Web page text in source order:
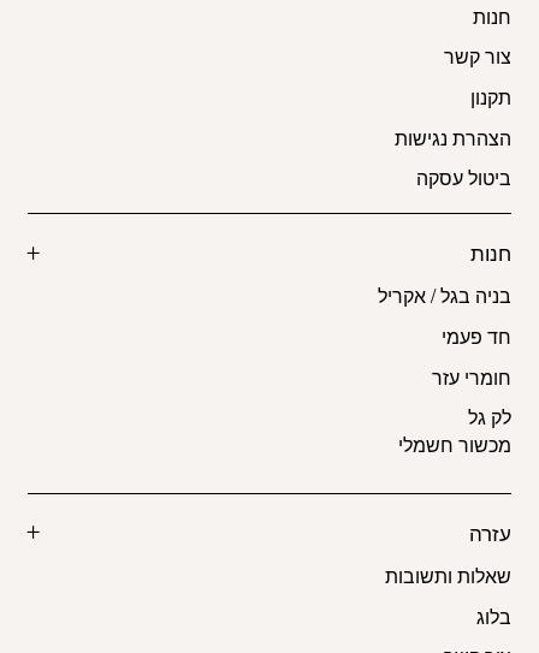
חנות
צור קשר
תקנון
הצהרת נגישות
ביטול עסקה
חנות
בניה בגל / אקריל
חד פעמי
חומרי עזר
לק גל
מכשור חשמלי
עזרה
שאלות ותשובות
בלוג